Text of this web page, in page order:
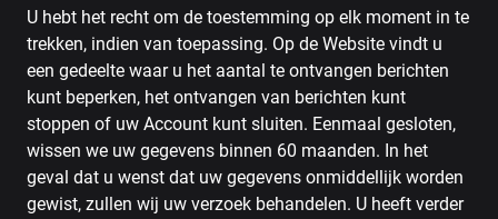
U hebt het recht om de toestemming op elk moment in te
trekken, indien van toepassing. Op de Website vindt u
een gedeelte waar u het aantal te ontvangen berichten
kunt beperken, het ontvangen van berichten kunt
stoppen of uw Account kunt sluiten. Eenmaal gesloten,
wissen we uw gegevens binnen 60 maanden. In het
geval dat u wenst dat uw gegevens onmiddellijk worden
gewist, zullen wij uw verzoek behandelen. U heeft verder